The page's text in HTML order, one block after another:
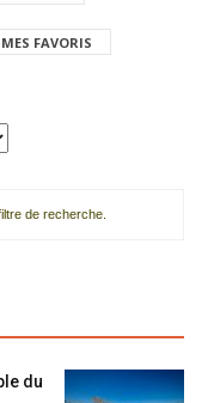
MES FAVORIS
de recherche.
du